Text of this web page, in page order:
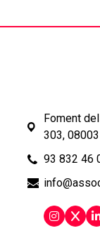
Foment
303,
93 832 46